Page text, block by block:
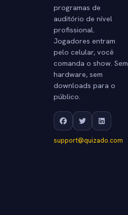
programas de
auditório de nível
profissional.
Jogadores entram
pelo celular, você
comanda o show. Sem
hardware, sem
downloads para o
público.
support@quizado.com